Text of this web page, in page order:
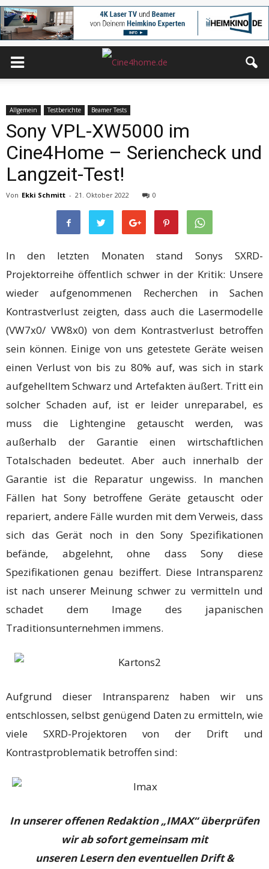
Allgemein Testberichte Beamer Tests
Sony VPL-XW5000 im
Cine4Home – Seriencheck und
Langzeit-Test!
Von Ekki Schmitt - 21. Oktober 2022 0
In den letzten Monaten stand Sonys SXRD-
Projektorreihe öffentlich schwer in der Kritik: Unsere
wieder aufgenommenen Recherchen in Sachen
Kontrastverlust zeigten, dass auch die Lasermodelle
(VW7x0/ VW8x0) von dem Kontrastverlust betroffen
sein können. Einige von uns getestete Geräte weisen
einen Verlust von bis zu 80% auf, was sich in stark
aufgehelltem Schwarz und Artefakten äußert. Tritt ein
solcher Schaden auf, ist er leider unreparabel, es
muss die Lightengine getauscht werden, was
außerhalb der Garantie einen wirtschaftlichen
Totalschaden bedeutet. Aber auch innerhalb der
Garantie ist die Reparatur ungewiss. In manchen
Fällen hat Sony betroffene Geräte getauscht oder
repariert, andere Fälle wurden mit dem Verweis, dass
sich das Gerät noch in den Sony Spezifikationen
befände, abgelehnt, ohne dass Sony diese
Spezifikationen genau beziffert. Diese Intransparenz
ist nach unserer Meinung schwer zu vermitteln und
schadet dem Image des japanischen
Traditionsunternehmen immens.
Aufgrund dieser Intransparenz haben wir uns
entschlossen, selbst genügend Daten zu ermitteln, wie
viele SXRD-Projektoren von der Drift und
Kontrastproblematik betroffen sind:
In unserer offenen Redaktion „IMAX“ überprüfen
wir ab sofort gemeinsam mit
unserenLesern den eventuellen Drift &